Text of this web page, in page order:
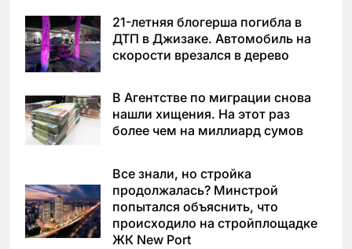
21-летняя блогерша погибла в
ДТП в Джизаке. Автомобиль на
скорости врезался в дерево
В Агентстве по миграции снова
нашли хищения. На этот раз
более чем на миллиард сумов
Все знали, но стройка
продолжалась? Минстрой
попытался объяснить, что
происходило на стройплощадке
ЖК New Port